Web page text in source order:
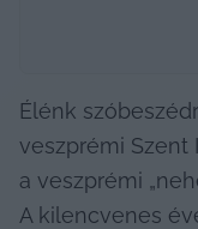
Élénk
veszprémi Szent
a veszprémi
A kilencvenes